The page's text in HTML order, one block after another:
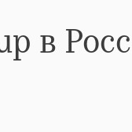
в